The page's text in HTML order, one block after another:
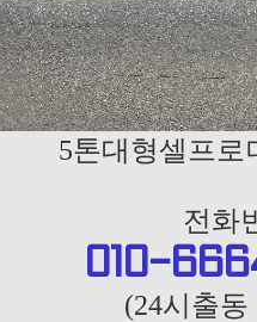
5톤대형셀프
전화
010-
(24시출